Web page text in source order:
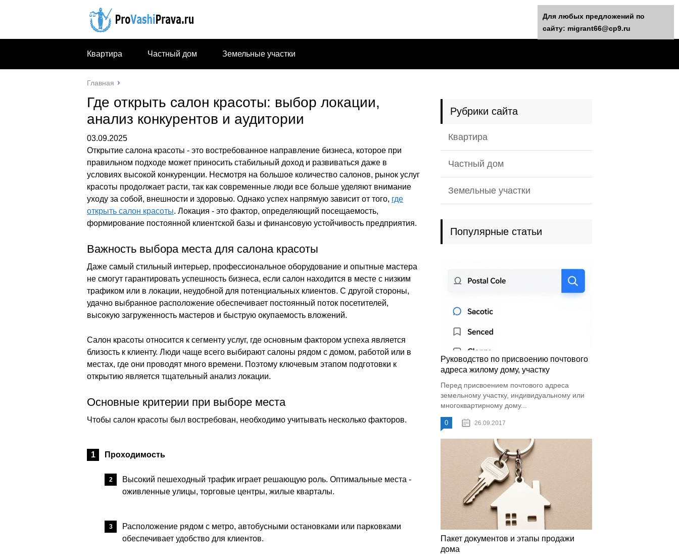
Квартира Частный дом Земельные участки
Главная
Где открыть салон красоты: выбор локации,
анализ конкурентов и аудитории
03.09.2025
Открытие салона красоты - это востребованное направление бизнеса, которое при
правильном подходе может приносить стабильный доход и развиваться даже в
условиях высокой конкуренции. Несмотря на большое количество салонов, рынок услуг
красоты продолжает расти, так как современные люди все больше уделяют внимание
уходу за собой, внешности и здоровью. Однако успех напрямую зависит от того, где
открыть салон красоты. Локация - это фактор, определяющий посещаемость,
формирование постоянной клиентской базы и финансовую устойчивость предприятия.
Важность выбора места для салона красоты
Даже самый стильный интерьер, профессиональное оборудование и опытные мастера
не смогут гарантировать успешность бизнеса, если салон находится в месте с низким
трафиком или в локации, неудобной для потенциальных клиентов. С другой стороны,
удачно выбранное расположение обеспечивает постоянный поток посетителей,
высокую загруженность мастеров и быструю окупаемость вложений.
Салон красоты относится к сегменту услуг, где основным фактором успеха является
близость к клиенту. Люди чаще всего выбирают салоны рядом с домом, работой или в
местах, где они проводят много времени. Поэтому ключевым этапом подготовки к
открытию является тщательный анализ локации.
Основные критерии при выборе места
Чтобы салон красоты был востребован, необходимо учитывать несколько факторов.
Проходимость
Высокий пешеходный трафик играет решающую роль. Оптимальные места -
оживленные улицы, торговые центры, жилые кварталы.
Расположение рядом с метро, автобусными остановками или парковками
обеспечивает удобство для клиентов.
Рубрики сайта
Квартира
Частный дом
Земельные участки
Популярные статьи
Руководство по присвоению почтового
адреса жилому дому, участку
Перед присвоением почтового адреса
земельному участку, индивидуальному или
многоквартирному дому...
0 26.09.2017
Пакет документов и этапы продажи
дома
Для любых предложений по
сайту: migrant66@cp9.ru